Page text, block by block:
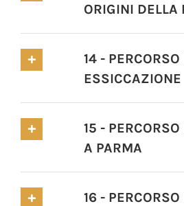
ORIGINI DELLA
14 -
ESSICCAZIONE
15 -
A PARMA
16 -